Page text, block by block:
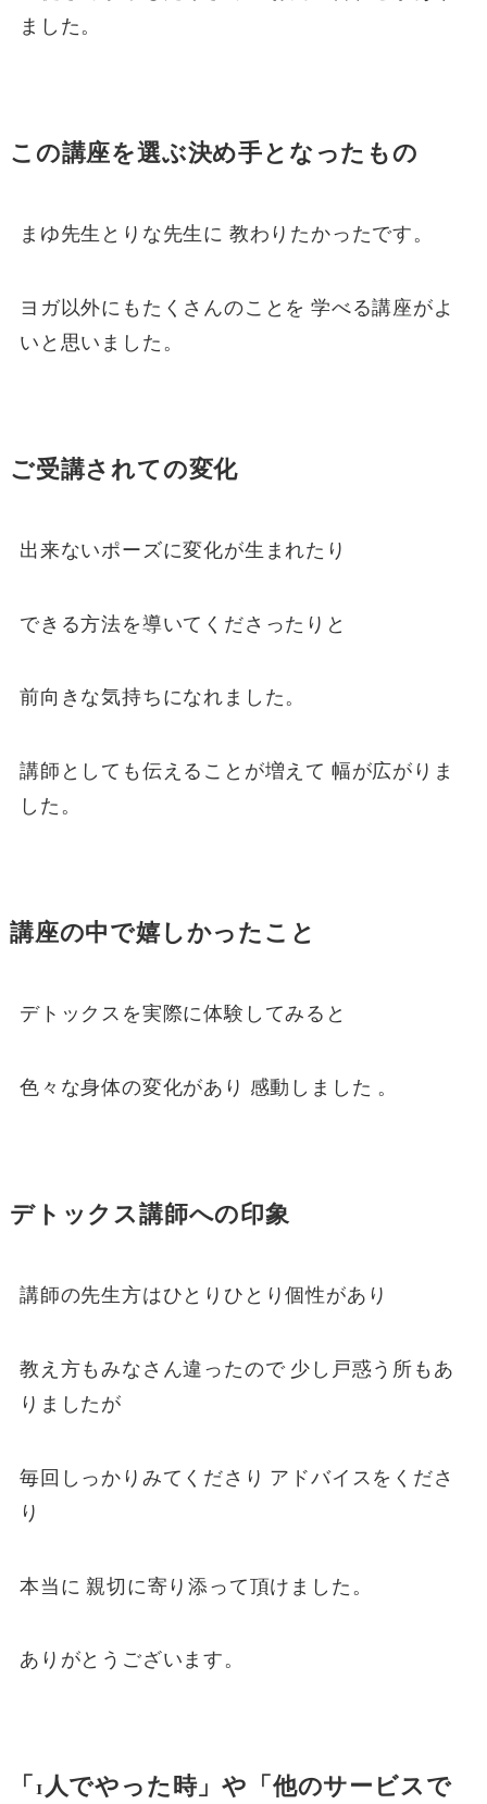
ました。
この講座を選ぶ決め手となったもの
まゆ先生とりな先生に 教わりたかったです。
ヨガ以外にもたくさんのことを 学べる講座がよ
いと思いました。
ご受講されての変化
出来ないポーズに変化が生まれたり
できる方法を導いてくださったりと
前向きな気持ちになれました。
講師としても伝えることが増えて 幅が広がりま
した。
講座の中で嬉しかったこと
デトックスを実際に体験してみると
色々な身体の変化があり 感動しました 。
デトックス講師への印象
講師の先生方はひとりひとり個性があり
教え方もみなさん違ったので 少し戸惑う所もあ
りましたが
毎回しっかりみてくださり アドバイスをくださ
り
本当に 親切に寄り添って頂けました。
ありがとうございます。
「1人でやった時」や「他のサービスで